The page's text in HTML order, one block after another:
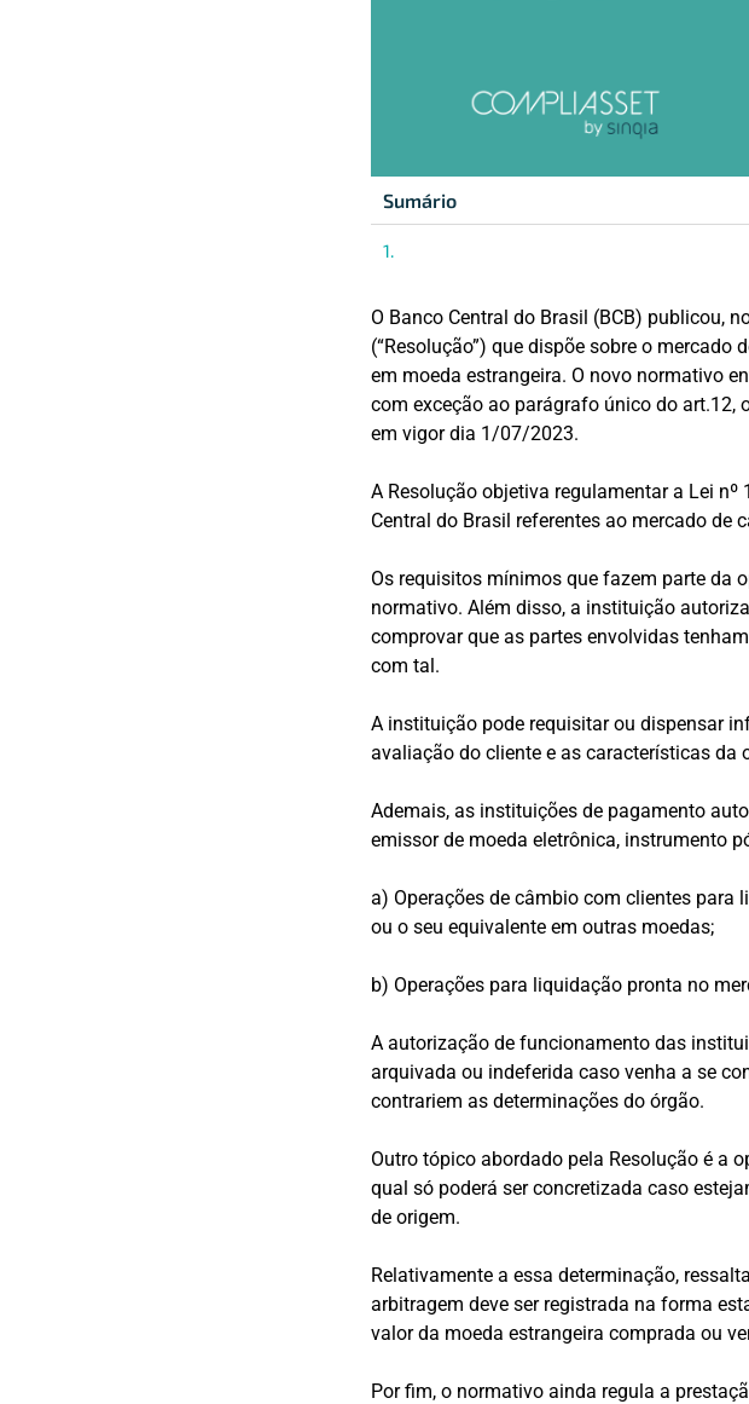
Sumário
O Banco Central do Brasil (BCB) publicou,
(“Resolução”) que dispõe sobre o
em moeda estrangeira. O novo normativo
com exceção ao parágrafo único do art.12,
em vigor dia 1/07/2023.
A Resolução objetiva regulamentar a Lei
Central do Brasil referentes ao mercado de
Os requisitos mínimos que fazem parte da
normativo. Além disso, a instituição
comprovar que as partes envolvidas
com tal.
A instituição pode requisitar ou dispensar
avaliação do cliente e as características da
Ademais, as instituições de pagamento
emissor de moeda eletrônica, instrumento
a) Operações de câmbio com clientes para
ou o seu equivalente em outras moedas;
b) Operações para liquidação pronta no
A autorização de funcionamento das
arquivada ou indeferida caso venha a se
contrariem as determinações do órgão.
Outro tópico abordado pela Resolução é a
qual só poderá ser concretizada caso
de origem.
Relativamente a essa determinação,
arbitragem deve ser registrada na forma
valor da moeda estrangeira comprada ou
Por fim, o normativo ainda regula a